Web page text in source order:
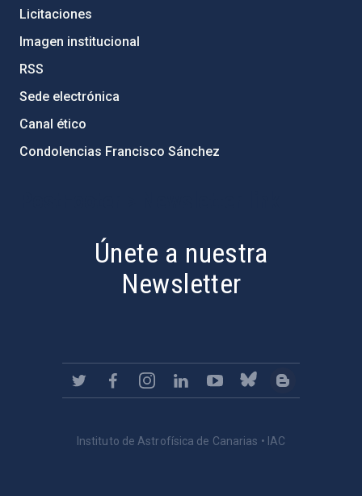
Licitaciones
Imagen institucional
RSS
Sede electrónica
Canal ético
Condolencias Francisco Sánchez
Únete a nuestra
Newsletter
Instituto de Astrofísica de Canarias • IAC